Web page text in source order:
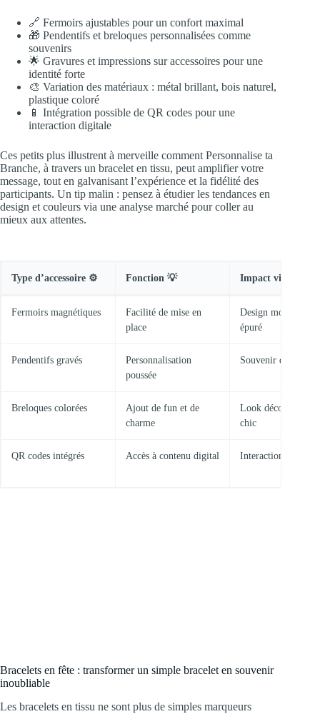
🔗 Fermoirs ajustables pour un confort maximal
🎁 Pendentifs et breloques personnalisées comme
souvenirs
🌟 Gravures et impressions sur accessoires pour une
identité forte
🎨 Variation des matériaux : métal brillant, bois naturel,
plastique coloré
📱 Intégration possible de QR codes pour une
interaction digitale
Ces petits plus illustrent à merveille comment Personnalise ta
Branche, à travers un bracelet en tissu, peut amplifier votre
message, tout en galvanisant l’expérience et la fidélité des
participants. Un tip malin : pensez à étudier les tendances en
design et couleurs via une analyse marché pour coller au
mieux aux attentes.
Type d’accessoire ⚙️ Fonction 💡 Impact visuel 🎉
Fermoirs magnétiques
Facilité de mise en
place
Design moderne et
épuré
Pendentifs gravés
Personnalisation
poussée
Souvenir durable
Breloques colorées
Ajout de fun et de
charme
Look décontracté
chic
QR codes intégrés Accès à contenu digital Interaction
Bracelets en fête : transformer un simple bracelet en souvenir
inoubliable
Les bracelets en tissu ne sont plus de simples marqueurs